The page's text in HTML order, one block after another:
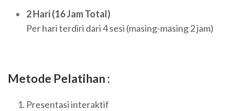
2 Hari (16 Jam Total)
Per hari terdiri dari 4 sesi (masing-masing 2 jam)
Metode Pelatihan :
Presentasi interaktif